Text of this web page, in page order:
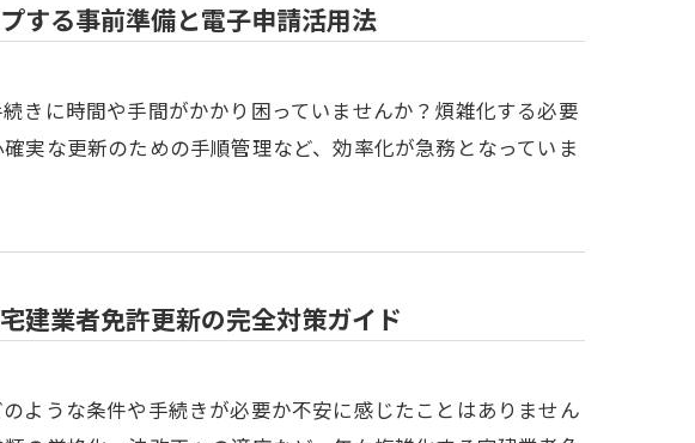
する事前準備と電子申請活用法
きに時間や手間がかかり困っていませんか？煩雑化する必要
実な更新のための手順管理など、効率化が急務となっていま
建業者免許更新の完全対策ガイド
ような条件や手続きが必要か不安に感じたことはありません